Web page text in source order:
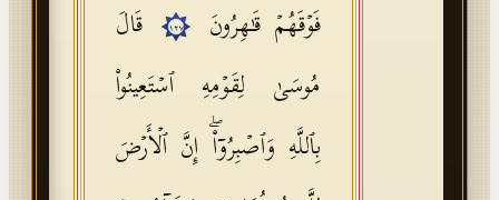
فَوۡقَهُمۡ قَـٰهِرُونَ
١٢٧
قَالَ
مُوسَىٰ لِقَوۡمِهِ ٱسۡتَعِینُوا۟
بِٱللَّهِ وَٱصۡبِرُوۤا۟ۖ إِنَّ ٱلۡأَرۡضَ